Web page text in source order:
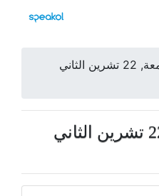
ماغي فرح الجمعة, 22 تشرين الثاني
ماغي فرح الجمعة, 22 تشرين الثاني